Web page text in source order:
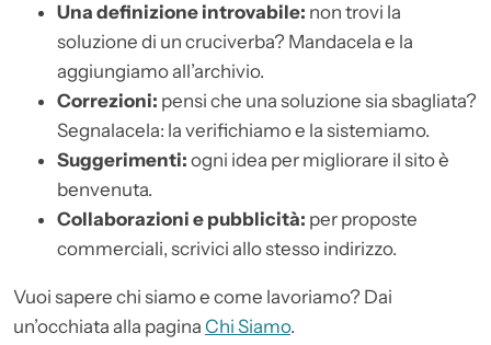
Una definizione introvabile: non trovi la
soluzione di un cruciverba? Mandacela e la
aggiungiamo all’archivio.
Correzioni: pensi che una soluzione sia sbagliata?
Segnalacela: la verifichiamo e la sistemiamo.
Suggerimenti: ogni idea per migliorare il sito è
benvenuta.
Collaborazioni e pubblicità: per proposte
commerciali, scrivici allo stesso indirizzo.
Vuoi sapere chi siamo e come lavoriamo? Dai
un’occhiata alla pagina Chi Siamo.